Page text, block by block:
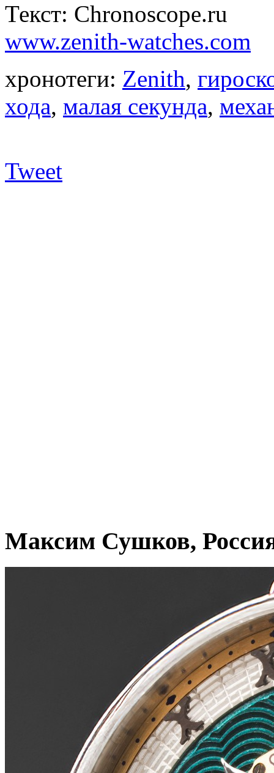
Текст: Chronoscope.ru
www.zenith-watches.com
хронотеги: Zenith,
хода, малая секунда,
Tweet
Максим Сушков,